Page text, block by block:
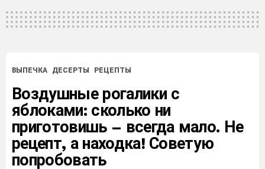
ВЫПЕЧКА ДЕСЕРТЫ РЕЦЕПТЫ
Воздушные рогалики с
яблоками: сколько ни
приготовишь – всегда мало. Не
рецепт, а находка! Советую
попробовать